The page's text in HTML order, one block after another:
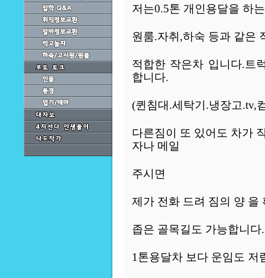
저는0.5톤 개인용달을 하
원룸.자취,하숙 등과 같은
적합한 작은차 입니다.트
합니다.
(퀸침대.세탁기.냉장고.tv,
다른짐이 또 있어도 차가
자나 메일
주시면
제가 전화 드려 짐의 양 을
좁은 골목길도 가능합니다.
1톤용달차 보다 운임도 저